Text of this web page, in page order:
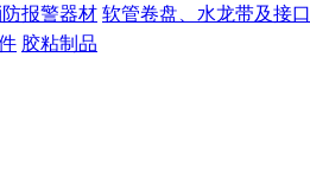
报警器材 软管卷盘、水龙带及接口
胶粘制品